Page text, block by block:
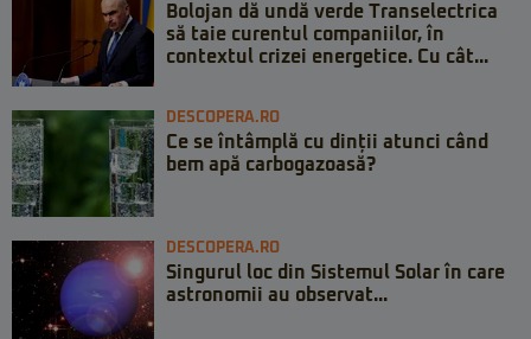
Bolojan dă undă verde Transelectrica
să taie curentul companiilor, în
contextul crizei energetice. Cu cât...
DESCOPERA.RO
Ce se întâmplă cu dinții atunci când
bem apă carbogazoasă?
DESCOPERA.RO
Singurul loc din Sistemul Solar în care
astronomii au observat...